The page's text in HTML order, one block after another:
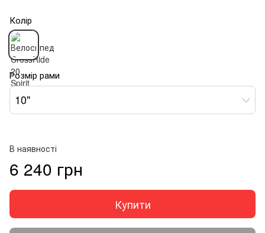
Колір
Розмір рами
10"
В наявності
6 240 грн
Купити